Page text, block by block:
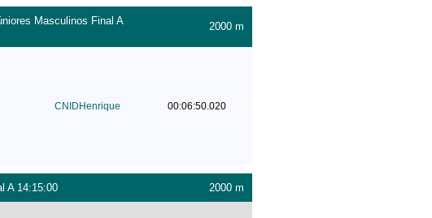
Masculinos Final A
2000 m
CNIDHenrique 00:06:50.020
A 14:15:00 2000 m